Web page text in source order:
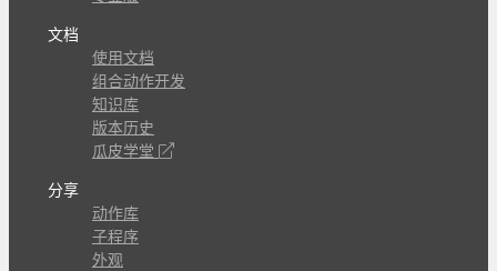
文档
使用文档
组合动作开发
知识库
版本历史
瓜皮学堂
分享
动作库
子程序
外观